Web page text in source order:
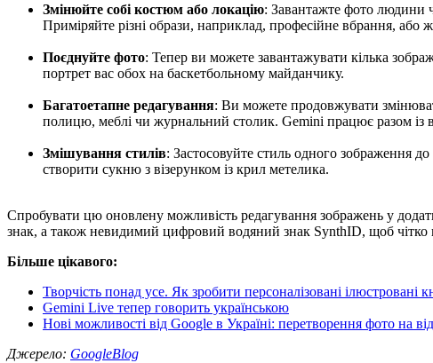
Змінюйте собі костюм або локацію: Завантажте фото людини
Приміряйте різні образи, наприклад, професійне вбрання,
Поєднуйте фото: Тепер ви можете завантажувати кілька
портрет вас обох на баскетбольному майданчику.
Багатоетапне редагування: Ви можете продовжувати
полицю, меблі чи журнальний столик. Gemini працює разом із
Змішування стилів: Застосовуйте стиль одного зображення
створити сукню з візерунком із крил метелика.
Спробувати цю оновлену можливість редагування зображень у
знак, а також невидимий цифровий водяний знак SynthID, щоб чітко
Більше цікавого:
Творчість понад усе. Як зробити персоналізовані ілюстровані
Gemini Live тепер говорить українською
Нові можливості від Google в Україні: перетворення фото на
Джерело: GoogleBlog